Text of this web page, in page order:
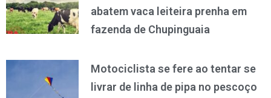
abatem vaca leiteira prenha em
fazenda de Chupinguaia
Motociclista se fere ao tentar se
livrar de linha de pipa no pescoço